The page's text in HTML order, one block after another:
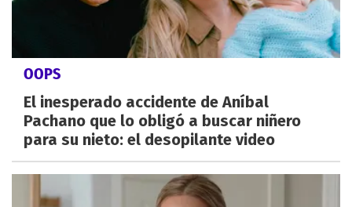
OOPS
El inesperado accidente de Aníbal
Pachano que lo obligó a buscar niñero
para su nieto: el desopilante video